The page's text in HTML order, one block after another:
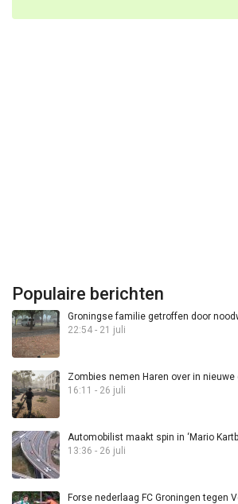
Populaire berichten
Groningse familie getroffen door
22:54 - 21 juli
Zombies nemen Haren over in
16:11 - 26 juli
Automobilist maakt spin in ‘Mario
13:36 - 26 juli
Forse nederlaag FC Groningen tegen